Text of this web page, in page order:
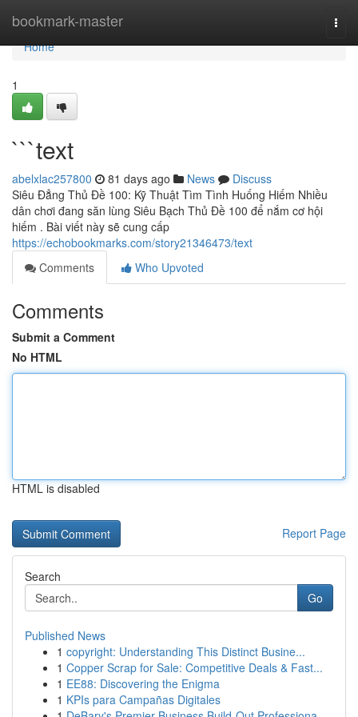
bookmark-master
Home
Home
1
```text
abelxlac257800 81 days ago News
Discuss
Siêu Đẳng Thủ Đề 100: Kỹ Thuật Tìm Tình Huống Hiếm Nhiều
dân chơi đang săn lùng Siêu Bạch Thủ Đề 100 để nắm cơ hội
hiếm . Bài viết này sẽ cung cấp
https://echobookmarks.com/story21346473/text
Comments
Who Upvoted
Comments
Submit a Comment
No HTML
HTML is disabled
Report Page
Search
Go
Published News
1 copyright: Understanding This Distinct Busine...
1 Copper Scrap for Sale: Competitive Deals & Fast...
1 EE88: Discovering the Enigma
1 KPIs para Campañas Digitales